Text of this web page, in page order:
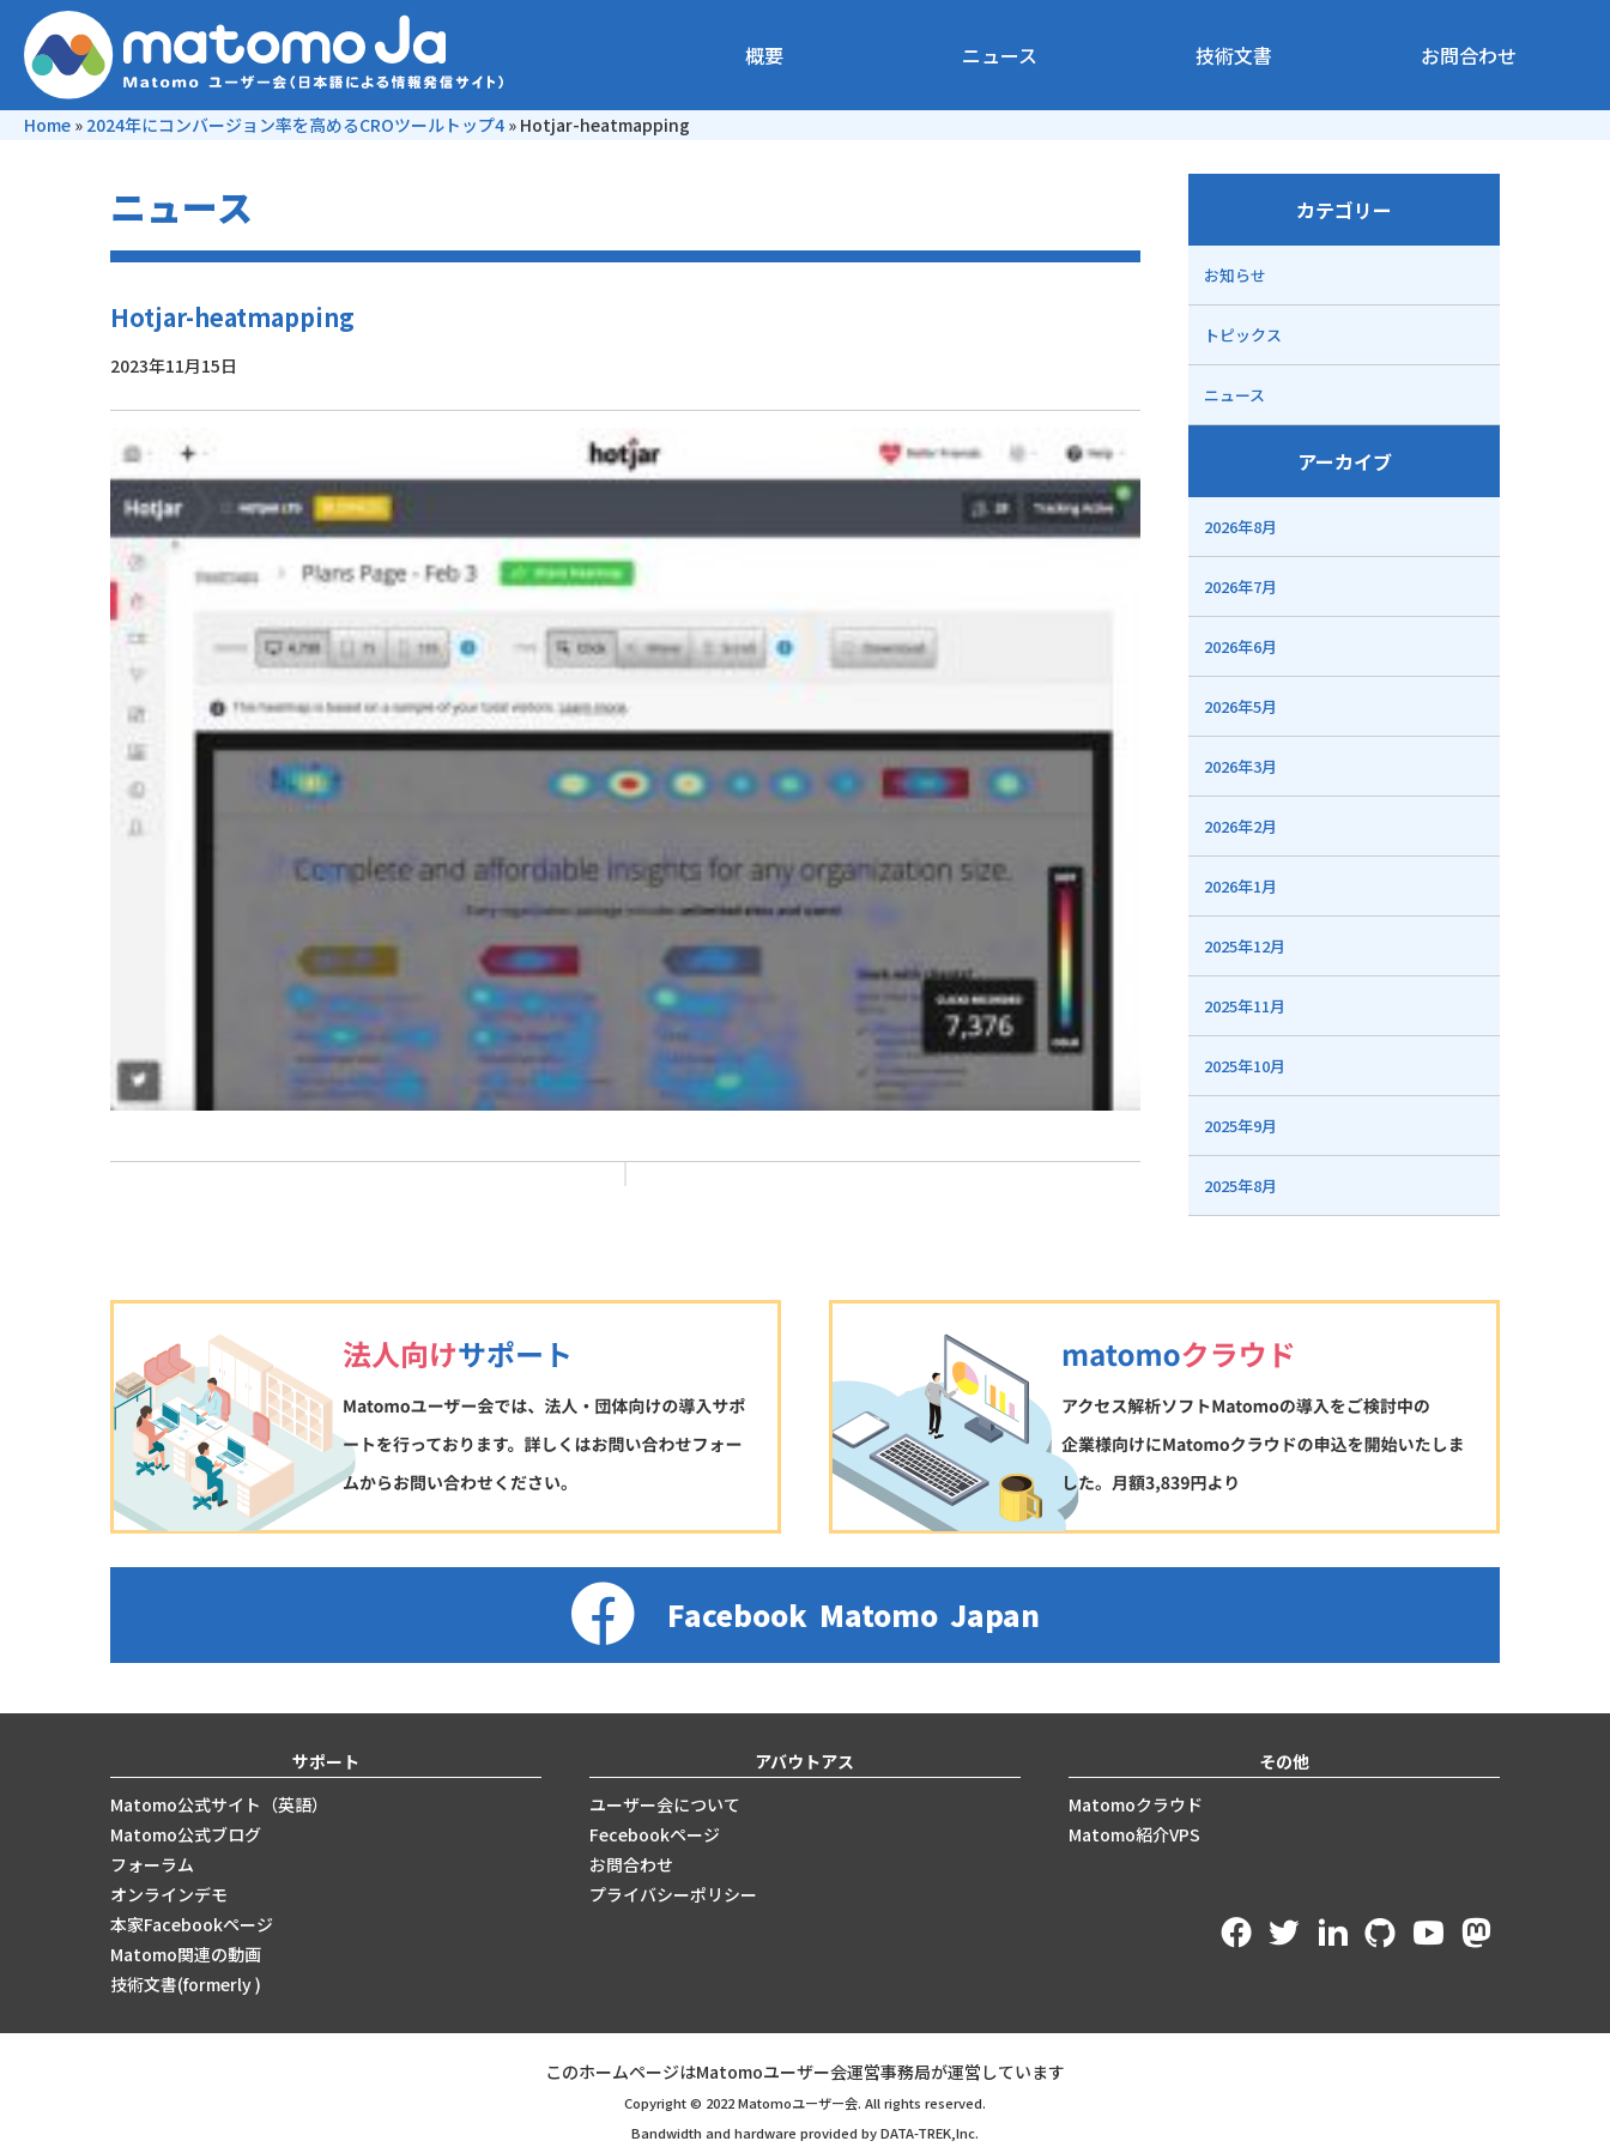
概要 ニュース 技術文書 お問合わせ
Home » 2024年にコンバージョン率を高めるCROツールトップ4 » Hotjar-heatmapping
ニュース
Hotjar-heatmapping
2023年11月15日
カテゴリー
お知らせ
トピックス
ニュース
アーカイブ
2026年8月
2026年7月
2026年6月
2026年5月
2026年3月
2026年2月
2026年1月
2025年12月
2025年11月
2025年10月
2025年9月
2025年8月
Facebook Matomo Japan
サポート
Matomo公式サイト（英語）
Matomo公式ブログ
フォーラム
オンラインデモ
本家Facebookページ
Matomo関連の動画
技術文書(formerly )
アバウトアス
ユーザー会について
Fecebookページ
お問合わせ
プライバシーポリシー
その他
Matomoクラウド
Matomo紹介VPS
このホームページはMatomoユーザー会運営事務局が運営しています
Copyright © 2022 Matomoユーザー会. All rights reserved.
Bandwidth and hardware provided by DATA-TREK,Inc.